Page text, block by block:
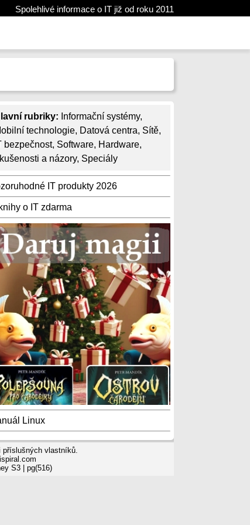
Spolehlivé informace o IT již od roku 2011
rubriky: Informační systémy,
technologie, Datová centra, Sítě,
bezpečnost, Software, Hardware,
a názory, Speciály
IT produkty 2026
o IT zdarma
Linux
příslušných vlastníků.
S3 | pg(516)